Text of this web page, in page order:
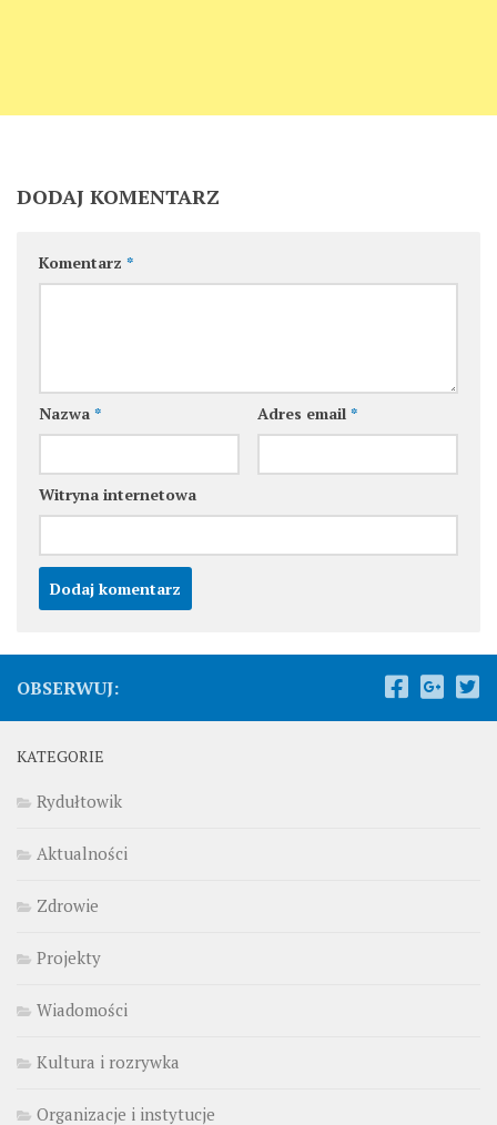
DODAJ KOMENTARZ
Komentarz *
Nazwa * Adres email *
Witryna internetowa
OBSERWUJ:
KATEGORIE
Rydułtowik
Aktualności
Zdrowie
Projekty
Wiadomości
Kultura i rozrywka
Organizacje i instytucje